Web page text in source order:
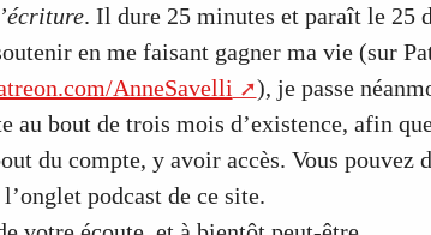
. Il dure 25 minutes et paraît le 25
en me faisant gagner ma vie (sur
AnneSavelli
), je passe
au bout de trois mois d’existence, afin
du compte, y avoir accès. Vous pouvez
podcast de ce site.